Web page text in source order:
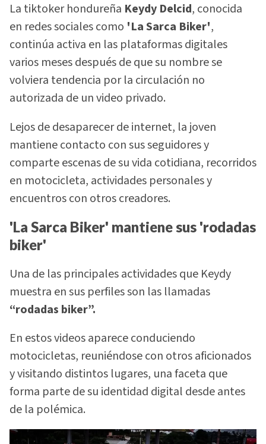
La tiktoker hondureña Keydy Delcid, conocida
en redes sociales como 'La Sarca Biker',
continúa activa en las plataformas digitales
varios meses después de que su nombre se
volviera tendencia por la circulación no
autorizada de un video privado.
Lejos de desaparecer de internet, la joven
mantiene contacto con sus seguidores y
comparte escenas de su vida cotidiana, recorridos
en motocicleta, actividades personales y
encuentros con otros creadores.
'La Sarca Biker' mantiene sus 'rodadas
biker'
Una de las principales actividades que Keydy
muestra en sus perfiles son las llamadas
“rodadas biker”.
En estos videos aparece conduciendo
motocicletas, reuniéndose con otros aficionados
y visitando distintos lugares, una faceta que
forma parte de su identidad digital desde antes
de la polémica.